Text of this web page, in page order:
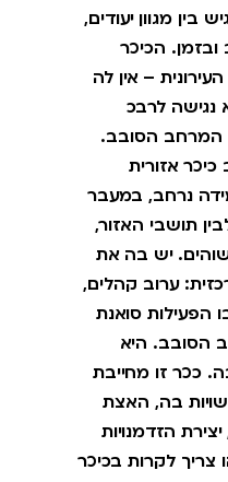
בין מגוון יעודים,
הכיכר
– אין לה
נגישה לרבכ
המרחב הסובב.
אזורית
נרחב, במעבר
תושבי האזור,
שוהים. יש בה את
ערוב קהלים,
הפעילות סואנת
הסובב. היא
ככר זו מחייבת
בה, האצת
הזדמנויות
צריך לקרות בכיכר